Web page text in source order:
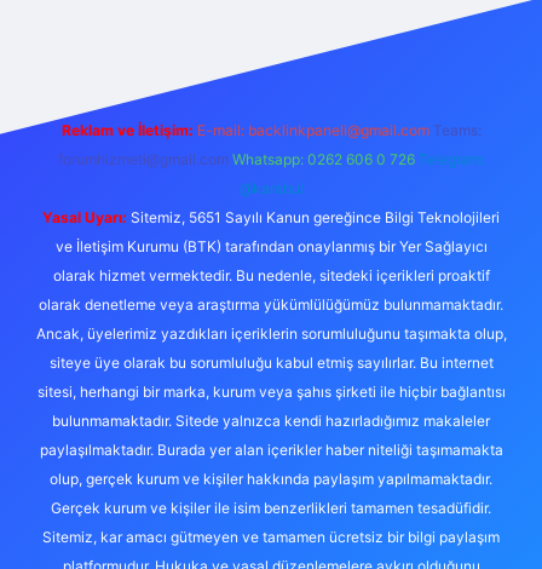
Reklam ve İletişim: E-mail: backlinkpaneli@gmail.com Teams:
forumhizmeti@gmail.com Whatsapp: 0262 606 0 726 Telegram:
@karabul
Yasal Uyarı: Sitemiz, 5651 Sayılı Kanun gereğince Bilgi Teknolojileri
ve İletişim Kurumu (BTK) tarafından onaylanmış bir Yer Sağlayıcı
olarak hizmet vermektedir. Bu nedenle, sitedeki içerikleri proaktif
olarak denetleme veya araştırma yükümlülüğümüz bulunmamaktadır.
Ancak, üyelerimiz yazdıkları içeriklerin sorumluluğunu taşımakta olup,
siteye üye olarak bu sorumluluğu kabul etmiş sayılırlar. Bu internet
sitesi, herhangi bir marka, kurum veya şahıs şirketi ile hiçbir bağlantısı
bulunmamaktadır. Sitede yalnızca kendi hazırladığımız makaleler
paylaşılmaktadır. Burada yer alan içerikler haber niteliği taşımamakta
olup, gerçek kurum ve kişiler hakkında paylaşım yapılmamaktadır.
Gerçek kurum ve kişiler ile isim benzerlikleri tamamen tesadüfidir.
Sitemiz, kar amacı gütmeyen ve tamamen ücretsiz bir bilgi paylaşım